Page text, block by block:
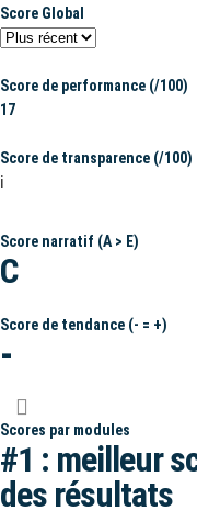
Score Global
Score de performance (/100)
17
Score de transparence (/100)
ℹ️
Score narratif (A > E)
C
Score de tendance (- = +)
-
Scores par modules
#1 : meilleur
des résultats